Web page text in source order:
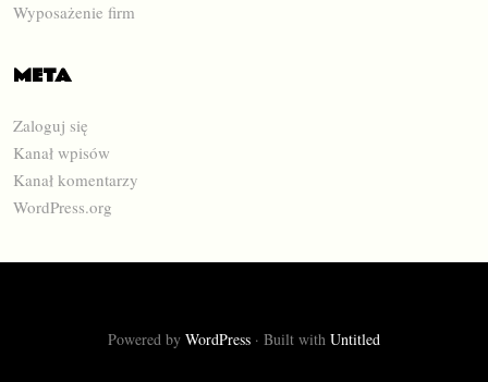
Wyposażenie firm
META
Zaloguj się
Kanał wpisów
Kanał komentarzy
WordPress.org
Powered by WordPress · Built with Untitled